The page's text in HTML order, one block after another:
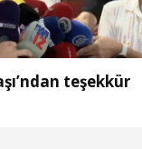
teşekkür